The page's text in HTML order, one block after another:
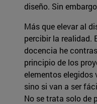
diseño. Sin
Más que elevar al
percibir la realidad.
docencia he
principio de los
elementos elegidos
sino si van a ser
No se trata solo de